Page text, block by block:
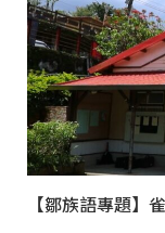
【鄒族語專題】